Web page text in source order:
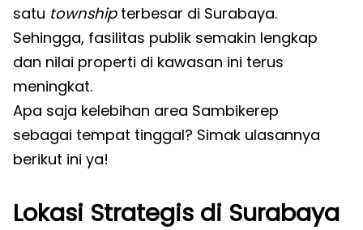
satu townshipterbesar di Surabaya.
Sehingga, fasilitas publik semakin lengkap
dan nilai properti di kawasan ini terus
meningkat.
Apa saja kelebihan area Sambikerep
sebagai tempat tinggal? Simak ulasannya
berikut ini ya!
Lokasi Strategis di Surabaya